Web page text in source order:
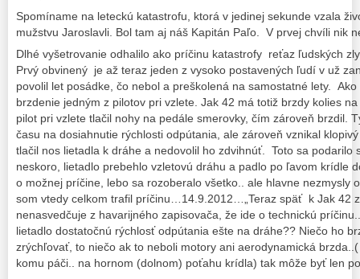
Spomíname na leteckú katastrofu, ktorá v jedinej sekunde vzala
mužstvu Jaroslavli. Bol tam aj náš Kapitán Paľo. V prvej chvíli nik
Dlhé vyšetrovanie odhalilo ako príčinu katastrofy reťaz ľudských
Prvý obvinený je až teraz jeden z vysoko postavených ľudí v už
povolil let posádke, čo nebol a preškolená na samostatné lety.
brzdenie jedným z pilotov pri vzlete. Jak 42 má totiž brzdy kolies
pilot pri vzlete tlačil nohy na pedále smerovky, čím zároveň brzdil.
času na dosiahnutie rýchlosti odpútania, ale zároveň vznikal
tlačil nos lietadla k dráhe a nedovolil ho zdvihnúť. Toto sa podarilo
neskoro, lietadlo prebehlo vzletovú dráhu a padlo po ľavom krídle
o možnej príčine, lebo sa rozoberalo všetko.. ale hlavne nezmysly
som vtedy celkom trafil príčinu…14.9.2012…„Teraz späť k Jak 42
nenasvedčuje z havarijného zapisovača, že ide o technickú
lietadlo dostatočnú rýchlosť odpútania ešte na dráhe?? Niečo ho
zrýchľovať, to niečo ak to neboli motory ani aerodynamická
komu páči.. na hornom (dolnom) poťahu krídla) tak môže byť len